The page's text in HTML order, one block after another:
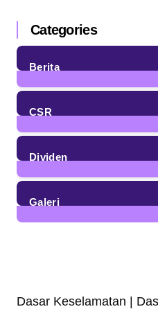
Categories
Berita
85
CSR
4
Dividen
23
Galeri
Dasar Keselamatan |